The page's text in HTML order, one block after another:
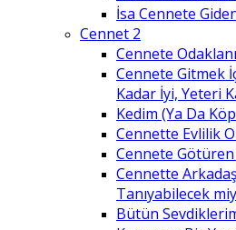
İsa Cennete
Cennet 2
Cennete
Cennete Gitmek
Kadar İyi, Yeteri
Kedim (Ya Da
Cennette Evlilik
Cennete Götüren
Cennette
Tanıyabilecek
Bütün